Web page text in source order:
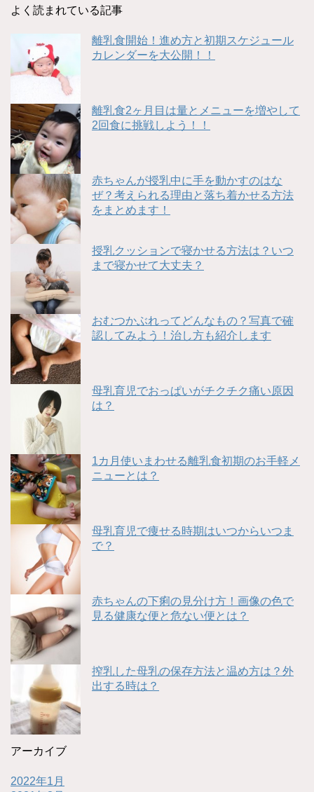
よく読まれている記事
離乳食開始！進め方と初期スケジュール
カレンダーを大公開！！
離乳食2ヶ月目は量とメニューを増やして
2回食に挑戦しよう！！
赤ちゃんが授乳中に手を動かすのはな
ぜ？考えられる理由と落ち着かせる方法
をまとめます！
授乳クッションで寝かせる方法は？いつ
まで寝かせて大丈夫？
おむつかぶれってどんなもの？写真で確
認してみよう！治し方も紹介します
母乳育児でおっぱいがチクチク痛い原因
は？
1カ月使いまわせる離乳食初期のお手軽メ
ニューとは？
母乳育児で痩せる時期はいつからいつま
で？
赤ちゃんの下痢の見分け方！画像の色で
見る健康な便と危ない便とは？
搾乳した母乳の保存方法と温め方は？外
出する時は？
アーカイブ
2022年1月